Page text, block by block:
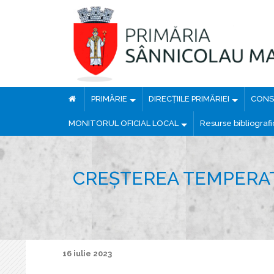
PRIMĂRIE DIRECȚIILE PRIMĂRIEI
MONITORUL OFICIAL LOCAL Resurse
CREȘTEREA
16 iulie 2023